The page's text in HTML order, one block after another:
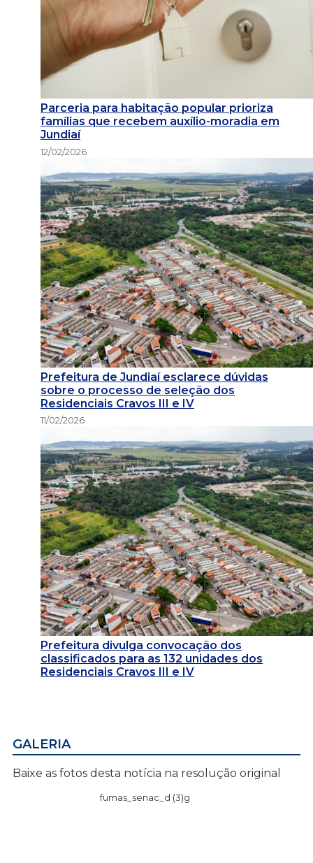
Parceria para habitação popular prioriza
famílias que recebem auxílio-moradia em
Jundiaí
12/02/2026
Prefeitura de Jundiaí esclarece dúvidas
sobre o processo de seleção dos
Residenciais Cravos III e IV
11/02/2026
Prefeitura divulga convocação dos
classificados para as 132 unidades dos
Residenciais Cravos III e IV
GALERIA
Baixe as fotos desta notícia na resolução original
fumas_senac_d (3)g